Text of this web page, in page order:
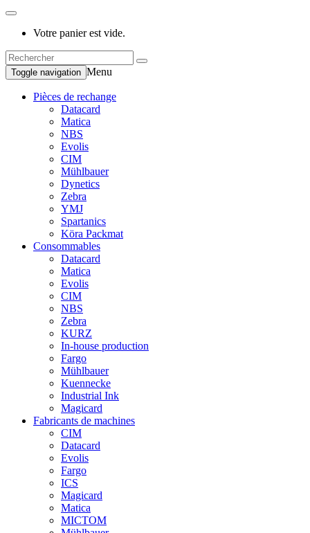
Votre panier est vide.
Toggle navigation Menu
Pièces de rechange
Datacard
Matica
NBS
Evolis
CIM
Mühlbauer
Dynetics
Zebra
YMJ
Spartanics
Köra Packmat
Consommables
Datacard
Matica
Evolis
CIM
NBS
Zebra
KURZ
In-house production
Fargo
Mühlbauer
Kuennecke
Industrial Ink
Magicard
Fabricants de machines
CIM
Datacard
Evolis
Fargo
ICS
Magicard
Matica
MICTOM